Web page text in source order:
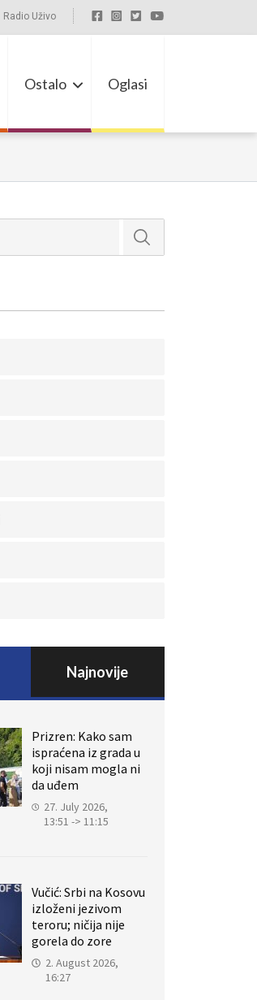
Radio Uživo
Ostalo Oglasi
Najnovije
Prizren: Kako sam
ispraćena iz grada u
koji nisam mogla ni
da uđem
27. July 2026,
13:51 -> 11:15
Vučić: Srbi na Kosovu
izloženi jezivom
teroru; ničija nije
gorela do zore
2. August 2026,
16:27